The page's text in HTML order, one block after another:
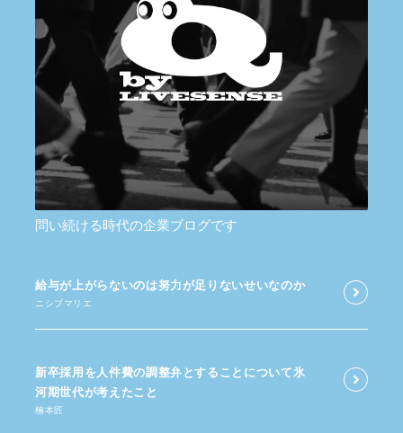
問い続ける時代の企業ブログです
給与が​上がらないのは​努力が​足りないせいなのか
ニシブマリエ
新卒採用を​人件費の​調整弁と​する​ことに​ついて​氷
河期世代が​考えた​こと
楠本匠